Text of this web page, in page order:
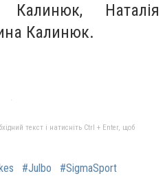
Наталія
Калинюк.
текст і натисніть Ctrl + Enter, щоб
#Julbo #SigmaSport